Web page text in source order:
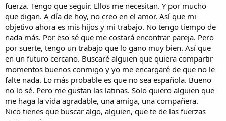
fuerza. Tengo que seguir. Ellos me necesitan. Y por mucho
que digan. A día de hoy, no creo en el amor. Así que mi
objetivo ahora es mis hijos y mi trabajo. No tengo tiempo de
nada más. Por eso sé que me costará encontrar pareja. Pero
por suerte, tengo un trabajo que lo gano muy bien. Así que
en un futuro cercano. Buscaré alguien que quiera compartir
momentos buenos conmigo y yo me encargaré de que no le
falte nada. Lo más probable es que no sea española. Bueno
no lo sé. Pero me gustan las latinas. Solo quiero alguien que
me haga la vida agradable, una amiga, una compañera.
Nico tienes que buscar algo, alguien, que te de las fuerzas